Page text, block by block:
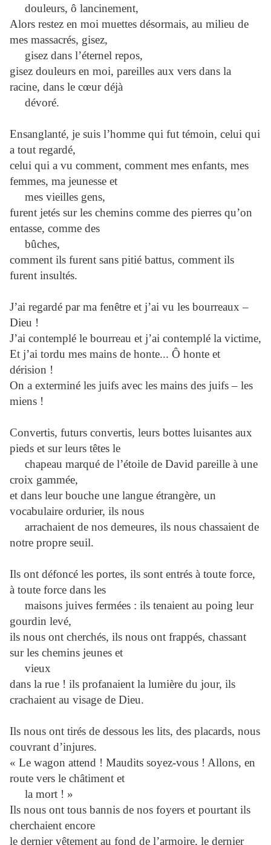
douleurs, ô lancinement,
Alors restez en moi muettes désormais, au milieu de
mes massacrés, gisez,
gisez dans l’éternel repos,
gisez douleurs en moi, pareilles aux vers dans la
racine, dans le cœur déjà
dévoré.
Ensanglanté, je suis l’homme qui fut témoin, celui qui
a tout regardé,
celui qui a vu comment, comment mes enfants, mes
femmes, ma jeunesse et
mes vieilles gens,
furent jetés sur les chemins comme des pierres qu’on
entasse, comme des
bûches,
comment ils furent sans pitié battus, comment ils
furent insultés.
J’ai regardé par ma fenêtre et j’ai vu les bourreaux –
Dieu !
J’ai contemplé le bourreau et j’ai contemplé la victime,
Et j’ai tordu mes mains de honte... Ô honte et
dérision !
On a exterminé les juifs avec les mains des juifs – les
miens !
Convertis, futurs convertis, leurs bottes luisantes aux
pieds et sur leurs têtes le
chapeau marqué de l’étoile de David pareille à une
croix gammée,
et dans leur bouche une langue étrangère, un
vocabulaire ordurier, ils nous
arrachaient de nos demeures, ils nous chassaient de
notre propre seuil.
Ils ont défoncé les portes, ils sont entrés à toute force,
à toute force dans les
maisons juives fermées : ils tenaient au poing leur
gourdin levé,
ils nous ont cherchés, ils nous ont frappés, chassant
sur les chemins jeunes et
vieux
dans la rue ! ils profanaient la lumière du jour, ils
crachaient au visage de Dieu.
Ils nous ont tirés de dessous les lits, des placards, nous
couvrant d’injures.
« Le wagon attend ! Maudits soyez-vous ! Allons, en
route vers le châtiment et
la mort ! »
Ils nous ont tous bannis de nos foyers et pourtant ils
cherchaient encore
le dernier vêtement au fond de l’armoire, le dernier